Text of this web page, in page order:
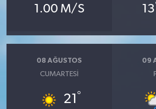
1.00 M/S 13
08 AĞUSTOS
CUMARTESI
21 °
09